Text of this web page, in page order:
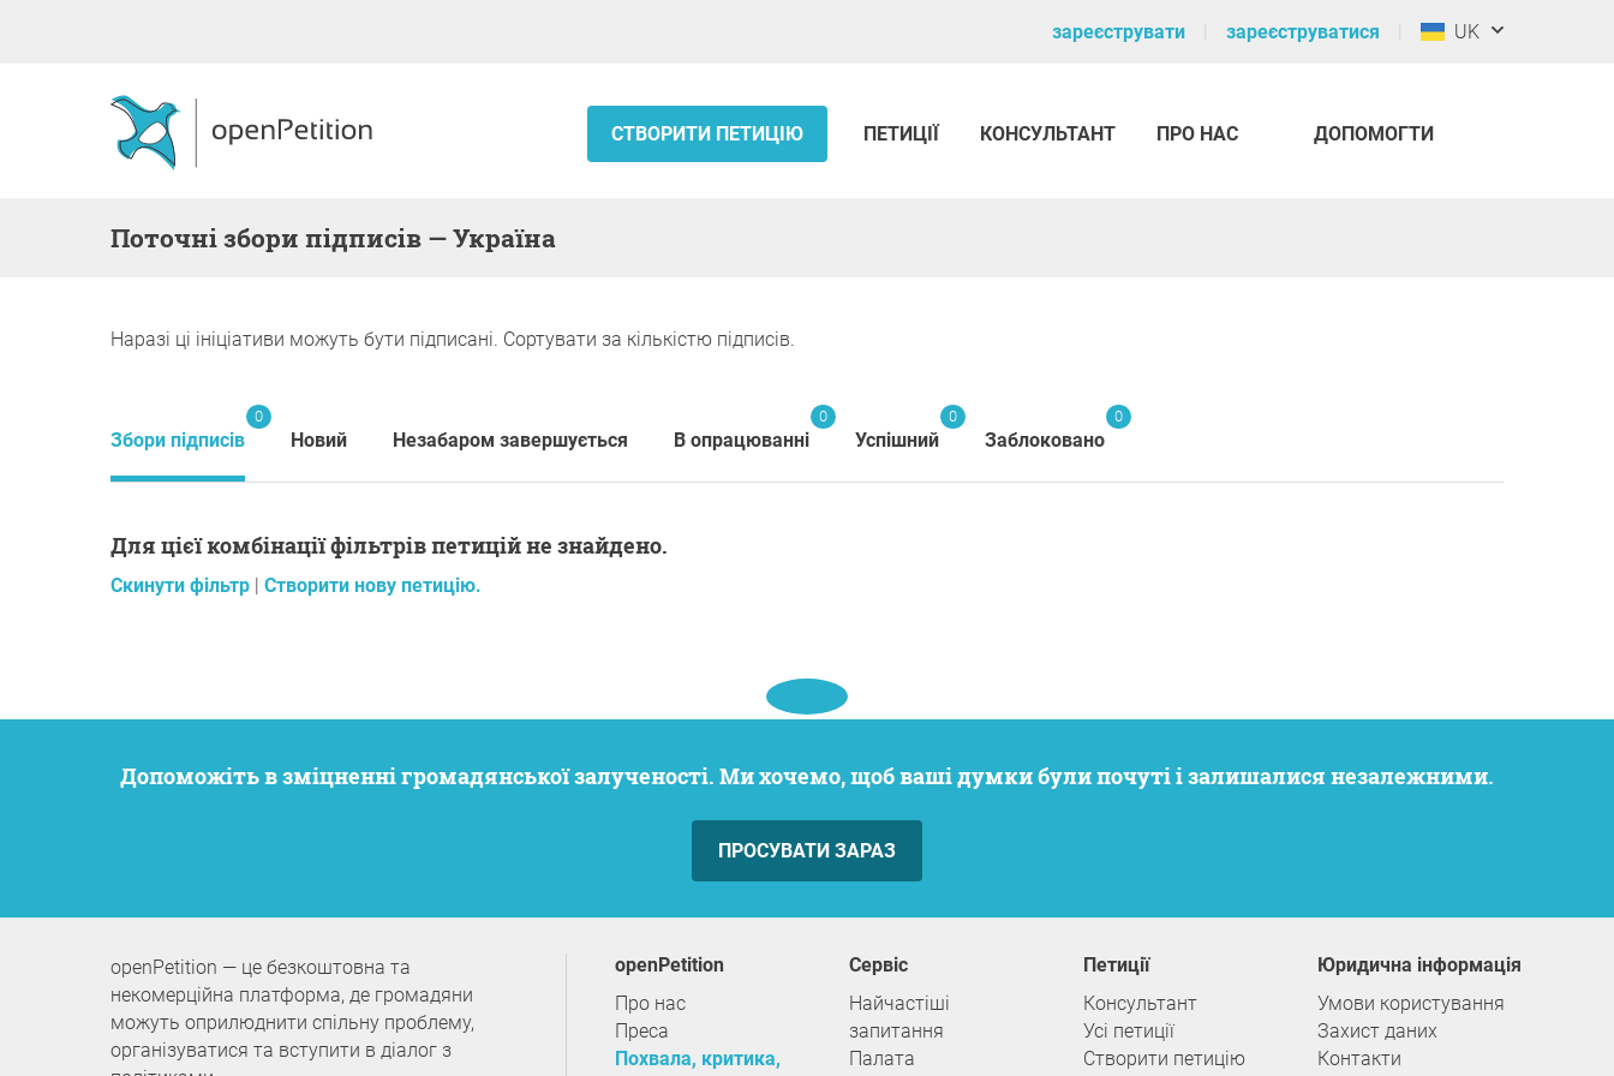
зареєструвати зареєструватися UK
СТВОРИТИ ПЕТИЦІЮ ПЕТИЦІЇ КОНСУЛЬТАНТ ПРО НАС ДОПОМОГТИ
поточні збори підписів — Україна
Наразі ці ініціативи можуть бути підписані. Сортувати за кількістю підписів.
Збори підписів
0
Новий Незабаром завершується В опрацюванні
0
Успішний
0
Заблоковано
0
Для цієї комбінації фільтрів петицій не знайдено.
Скинути фільтр | Створити нову петицію.
Допоможіть в зміцненні громадянської залученості. Ми хочемо, щоб ваші думки були почуті і залишалися незалежними.
ПРОСУВАТИ ЗАРАЗ
openPetition — це безкоштовна та
некомерційна платформа, де громадяни
можуть оприлюднити спільну проблему,
організуватися та вступити в діалог з
openPetition
Про нас
Преса
Похвала, критика,
сервіс
Найчастіші
запитання
Палата
Петиції
Консультант
Усі петиції
Створити петицію
Юридична інформація
Умови користування
Захист даних
Контакти